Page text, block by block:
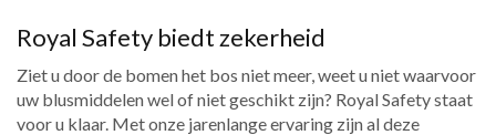
Royal Safety biedt zekerheid
Ziet u door de bomen het bos niet meer, weet u niet waarvoor
uw blusmiddelen wel of niet geschikt zijn? Royal Safety staat
voor u klaar. Met onze jarenlange ervaring zijn al deze